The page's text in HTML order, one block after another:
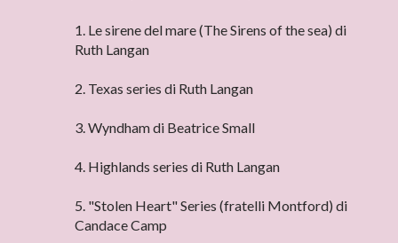
1. Le sirene del mare (The Sirens of the sea) di
Ruth Langan
2. Texas series di Ruth Langan
3. Wyndham di Beatrice Small
4. Highlands series di Ruth Langan
5. "Stolen Heart" Series (fratelli Montford) di
Candace Camp